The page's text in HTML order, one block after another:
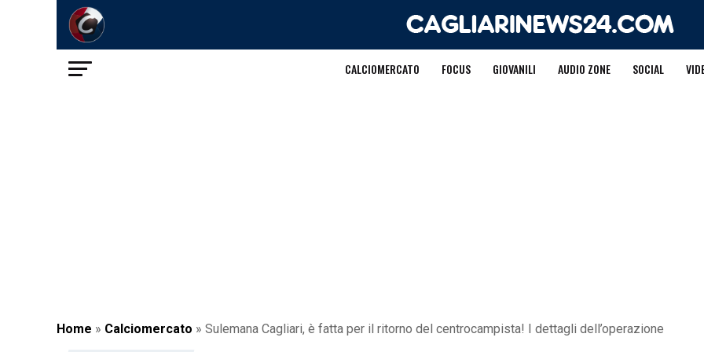
CALCIOMERCATO FOCUS GIOVANILI AUDIO ZONE SOCIAL
Home » Calciomercato » Sulemana Cagliari, è fatta per il ritorno del centrocampista! I dettagli dell’operazione